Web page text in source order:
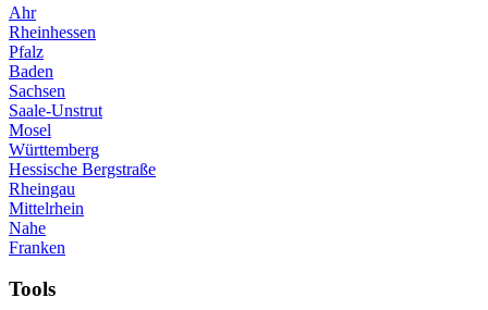
Ahr
Rheinhessen
Pfalz
Baden
Sachsen
Saale-Unstrut
Mosel
Württemberg
Hessische Bergstraße
Rheingau
Mittelrhein
Nahe
Franken
Tools